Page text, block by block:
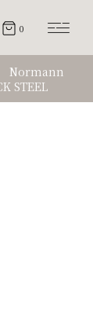
0
Normann
STEEL